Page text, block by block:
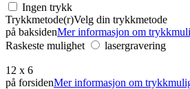
Ingen trykk
Trykkmetode(r)Velg din trykkmetode
på baksidenMer informasjon om
Raskeste mulighet
lasergravering
12 x 6
på forsidenMer informasjon om